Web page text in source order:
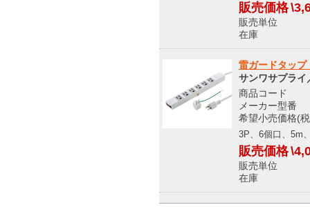
販売価格
販売単
在庫 メ
雷ガードタッ
サンワサプライ
商品コード
メーカー型
希望小売価格(
3P、6個口、5m
販売価格
販売単
在庫 メ